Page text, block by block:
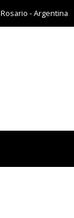
Rosario - Argentina